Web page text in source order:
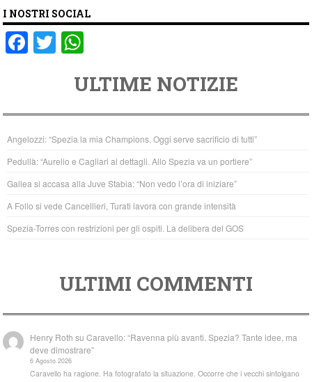
I NOSTRI SOCIAL
F
e
b
o
o
k
T
er
at
s
A
p
p
ULTIME NOTIZIE
Angelozzi: “Spezia la mia Champions. Oggi serve sacrificio di tutti”
Pedullà: “Aurelio e Cagliari ai dettagli. Allo Spezia va un portiere”
Gallea si accasa alla Juve Stabia: “Non vedo l’ora di iniziare”
A Follo si vede Cancellieri, Turati lavora con grande intensità
Spezia-Torres con restrizioni per gli ospiti. La delibera del GOS
ULTIMI COMMENTI
Henry Roth suCaravello: “Ravenna più avanti. Spezia? Tante idee, ma
deve dimostrare”
6 Agosto 2026
Caravello ha ragione. Ha fotografato la situazione. Occorre che i vecchi sintolgano